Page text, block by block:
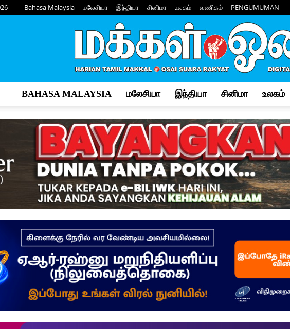
Bahasa Malaysia மலேசியா இந்தியா சினிமா உலகம் வணிகம் PENGUMUMAN
Osai
–
மக்கள்
BAHASA MALAYSIA மலேசியா இந்தியா சினிமா உலகம்